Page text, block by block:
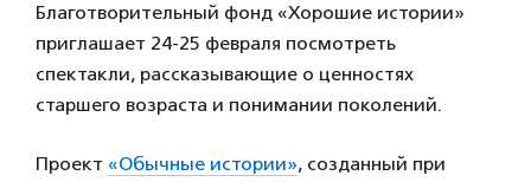
Благотворительный фонд «Хорошие истории»
приглашает 24-25 февраля посмотреть
спектакли, рассказывающие о ценностях
старшего возраста и понимании поколений.
Проект «Обычные истории», созданный при